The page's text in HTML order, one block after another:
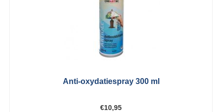
Anti-oxydatiespray 300 ml
€10,95